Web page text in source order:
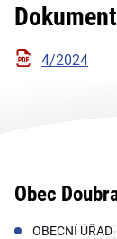
4/2024
Obec
OBECNÍ ÚŘAD